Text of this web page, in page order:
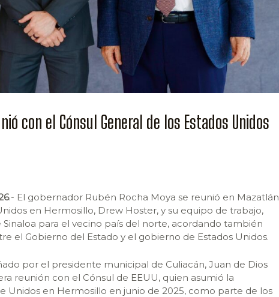
con el Cónsul General de los Estados Unidos
.- El gobernador Rubén Rocha Moya se reunió en Mazatlán
en Hermosillo, Drew Hoster, y su equipo de trabajo,
para el vecino país del norte, acordando también
el Gobierno del Estado y el gobierno de Estados Unidos.
por el presidente municipal de Culiacán, Juan de Dios
reunión con el Cónsul de EEUU, quien asumió la
Unidos en Hermosillo en junio de 2025, como parte de los